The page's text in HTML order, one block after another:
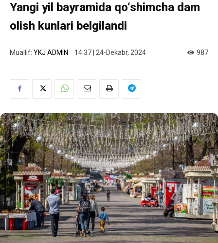
Yangi yil bayramida qo‘shimcha dam
olish kunlari belgilandi
Muallif: YKJ ADMIN 14:37 | 24-Dekabr, 2024 987